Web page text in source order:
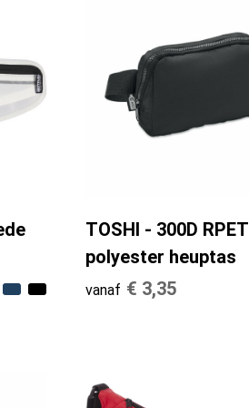
TOSHI - 300D RPET
polyester heuptas
vanaf € 3,35